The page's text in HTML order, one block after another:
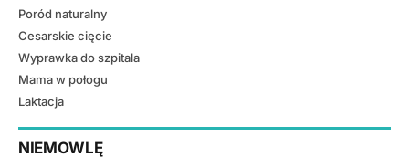
Poród naturalny
Cesarskie cięcie
Wyprawka do szpitala
Mama w połogu
Laktacja
NIEMOWLĘ